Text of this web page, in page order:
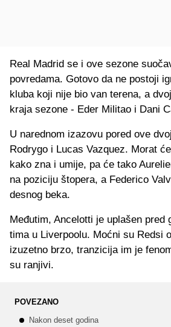
Real Madrid se i ove sezone
povredama. Gotovo da ne postoji
kluba koji nije bio van terena, a
kraja sezone - Eder Militao i Dani
U narednom izazovu pored ove
Rodrygo i Lucas Vazquez. Morat
kako zna i umije, pa će tako
na poziciju štopera, a Federico
desnog beka.
Međutim, Ancelotti je uplašen pred
tima u Liverpoolu. Moćni su Redsi
izuzetno brzo, tranzicija im je
su ranjivi.
POVEZANO
Nakon deset godina